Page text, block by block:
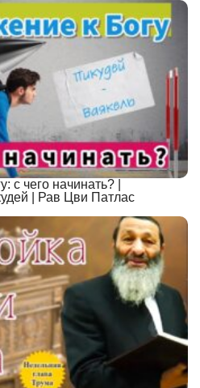
с чего начинать? |
| Рав Цви Патлас